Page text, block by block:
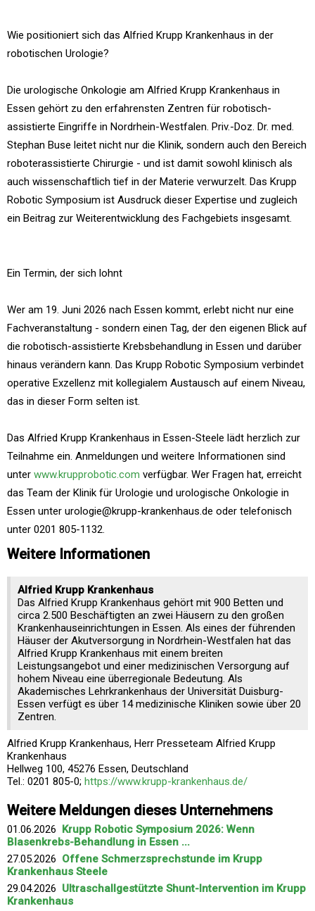
Wie positioniert sich das Alfried Krupp Krankenhaus in der
robotischen Urologie?
Die urologische Onkologie am Alfried Krupp Krankenhaus in
Essen gehört zu den erfahrensten Zentren für robotisch-
assistierte Eingriffe in Nordrhein-Westfalen. Priv.-Doz. Dr. med.
Stephan Buse leitet nicht nur die Klinik, sondern auch den Bereich
roboterassistierte Chirurgie - und ist damit sowohl klinisch als
auch wissenschaftlich tief in der Materie verwurzelt. Das Krupp
Robotic Symposium ist Ausdruck dieser Expertise und zugleich
ein Beitrag zur Weiterentwicklung des Fachgebiets insgesamt.
Ein Termin, der sich lohnt
Wer am 19. Juni 2026 nach Essen kommt, erlebt nicht nur eine
Fachveranstaltung - sondern einen Tag, der den eigenen Blick auf
die robotisch-assistierte Krebsbehandlung in Essen und darüber
hinaus verändern kann. Das Krupp Robotic Symposium verbindet
operative Exzellenz mit kollegialem Austausch auf einem Niveau,
das in dieser Form selten ist.
Das Alfried Krupp Krankenhaus in Essen-Steele lädt herzlich zur
Teilnahme ein. Anmeldungen und weitere Informationen sind
unter www.krupprobotic.com verfügbar. Wer Fragen hat, erreicht
das Team der Klinik für Urologie und urologische Onkologie in
Essen unter urologie@krupp-krankenhaus.de oder telefonisch
unter 0201 805-1132.
Weitere Informationen
Alfried Krupp Krankenhaus
Das Alfried Krupp Krankenhaus gehört mit 900 Betten und
circa 2.500 Beschäftigten an zwei Häusern zu den großen
Krankenhauseinrichtungen in Essen. Als eines der führenden
Häuser der Akutversorgung in Nordrhein-Westfalen hat das
Alfried Krupp Krankenhaus mit einem breiten
Leistungsangebot und einer medizinischen Versorgung auf
hohem Niveau eine überregionale Bedeutung. Als
Akademisches Lehrkrankenhaus der Universität Duisburg-
Essen verfügt es über 14 medizinische Kliniken sowie über 20
Zentren.
Alfried Krupp Krankenhaus, Herr Presseteam Alfried Krupp
Krankenhaus
Hellweg 100, 45276 Essen, Deutschland
Tel.: 0201 805-0; https://www.krupp-krankenhaus.de/
Weitere Meldungen dieses Unternehmens
01.06.2026 Krupp Robotic Symposium 2026: Wenn
Blasenkrebs-Behandlung in Essen ...
27.05.2026 Offene Schmerzsprechstunde im Krupp
Krankenhaus Steele
29.04.2026 Ultraschallgestützte Shunt-Intervention im Krupp
Krankenhaus